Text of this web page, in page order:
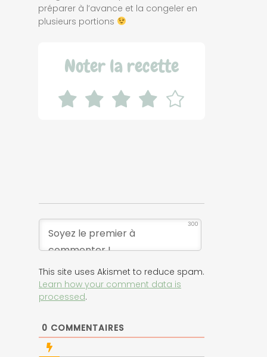
préparer à l’avance et la congeler en
plusieurs portions
Noter la recette
300
This site uses Akismet to reduce spam.
Learn how your comment data is
processed.
0 COMMENTAIRES